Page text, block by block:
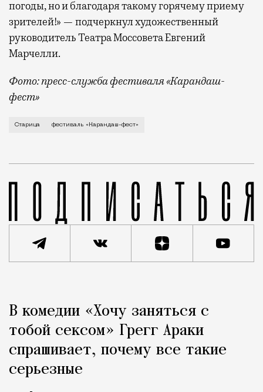
погоды, но и благодаря такому горячему приему
зрителей!» — подчеркнул художественный
руководитель Театра Моссовета Евгений
Марчелли.
Фото: пресс-служба фестиваля «Карандаш-
фест»
В минувший уикенд маленькая Старица в
Старица фестиваль «Карандаш-фест»
Город
В комедии «Хочу заняться с
тобой сексом» Грегг Араки
спрашивает, почему все такие
серьезные